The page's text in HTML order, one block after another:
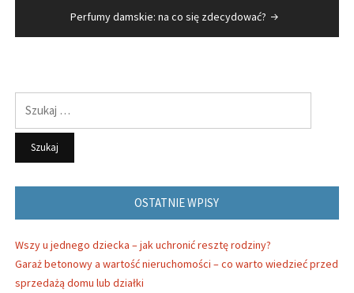
Perfumy damskie: na co się zdecydować?
OSTATNIE WPISY
Wszy u jednego dziecka – jak uchronić resztę rodziny?
Garaż betonowy a wartość nieruchomości – co warto wiedzieć przed
sprzedażą domu lub działki